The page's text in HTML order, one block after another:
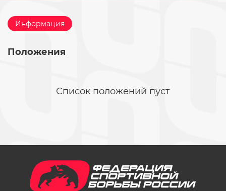
Информация
Положения